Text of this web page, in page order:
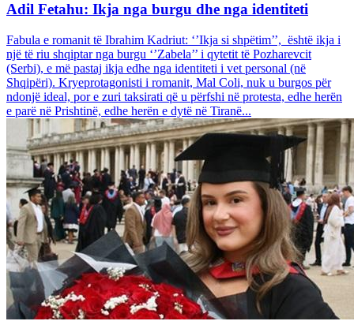
Adil Fetahu: Ikja nga burgu dhe nga identiteti
Fabula e romanit të Ibrahim Kadriut: ‘’Ikja si shpëtim’’, është ikja i
një të riu shqiptar nga burgu ‘’Zabela’’ i qytetit të Pozharevcit
(Serbi), e më pastaj ikja edhe nga identiteti i vet personal (në
Shqipëri). Kryeprotagonisti i romanit, Mal Coli, nuk u burgos për
ndonjë ideal, por e zuri taksirati që u përfshi në protesta, edhe herën
e parë në Prishtinë, edhe herën e dytë në Tiranë...